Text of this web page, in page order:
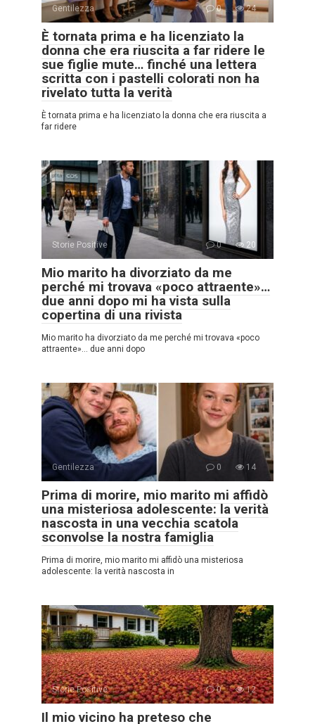
Gentilezza 0 24
È tornata prima e ha licenziato la
donna che era riuscita a far ridere le
sue figlie mute… finché una lettera
scritta con i pastelli colorati non ha
rivelato tutta la verità
È tornata prima e ha licenziato la donna che era riuscita a
far ridere
Storie Positive 0 20
Mio marito ha divorziato da me
perché mi trovava «poco attraente»…
due anni dopo mi ha vista sulla
copertina di una rivista
Mio marito ha divorziato da me perché mi trovava «poco
attraente»… due anni dopo
Gentilezza 0 14
Prima di morire, mio marito mi affidò
una misteriosa adolescente: la verità
nascosta in una vecchia scatola
sconvolse la nostra famiglia
Prima di morire, mio marito mi affidò una misteriosa
adolescente: la verità nascosta in
Storie Positive 0 12
Il mio vicino ha preteso che